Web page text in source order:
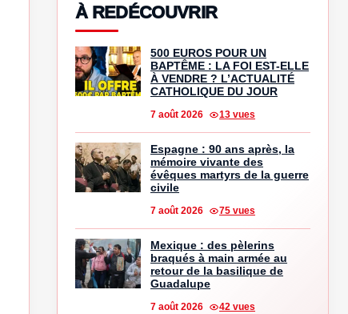
À REDÉCOUVRIR
500 EUROS POUR UN
BAPTÊME : LA FOI EST-ELLE
À VENDRE ? L’ACTUALITÉ
CATHOLIQUE DU JOUR
7 août 2026 13 vues
Espagne : 90 ans après, la
mémoire vivante des
évêques martyrs de la guerre
civile
7 août 2026 75 vues
Mexique : des pèlerins
braqués à main armée au
retour de la basilique de
Guadalupe
7 août 2026 42 vues